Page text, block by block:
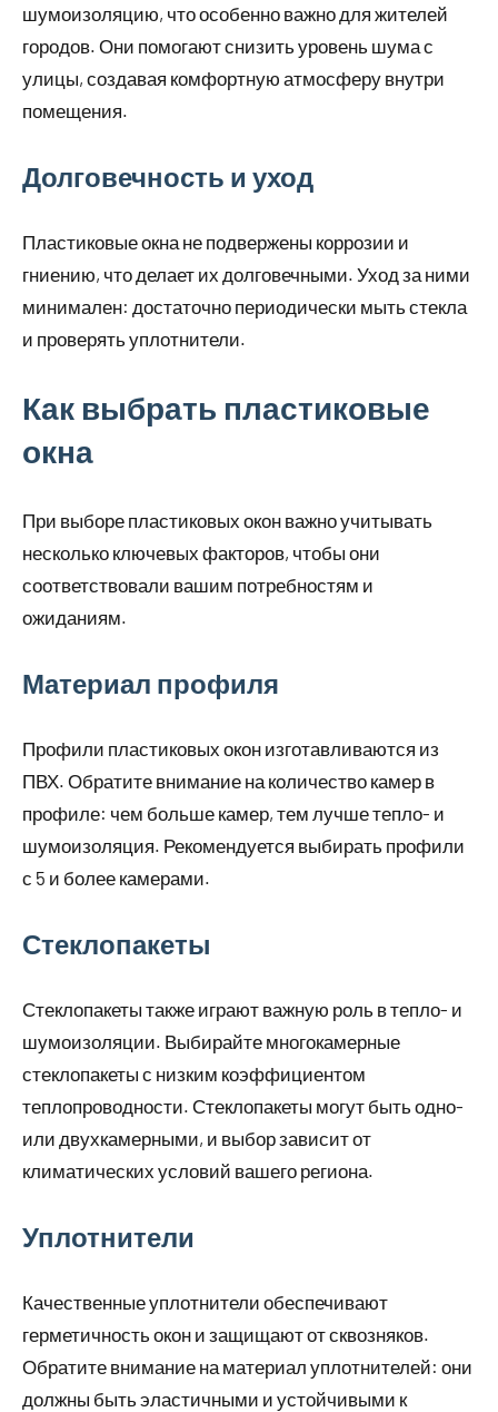
шумоизоляцию, что особенно важно для жителей
городов. Они помогают снизить уровень шума с
улицы, создавая комфортную атмосферу внутри
помещения.
Долговечность и уход
Пластиковые окна не подвержены коррозии и
гниению, что делает их долговечными. Уход за ними
минимален: достаточно периодически мыть стекла
и проверять уплотнители.
Как выбрать пластиковые
окна
При выборе пластиковых окон важно учитывать
несколько ключевых факторов, чтобы они
соответствовали вашим потребностям и
ожиданиям.
Материал профиля
Профили пластиковых окон изготавливаются из
ПВХ. Обратите внимание на количество камер в
профиле: чем больше камер, тем лучше тепло- и
шумоизоляция. Рекомендуется выбирать профили
с 5 и более камерами.
Стеклопакеты
Стеклопакеты также играют важную роль в тепло- и
шумоизоляции. Выбирайте многокамерные
стеклопакеты с низким коэффициентом
теплопроводности. Стеклопакеты могут быть одно-
или двухкамерными, и выбор зависит от
климатических условий вашего региона.
Уплотнители
Качественные уплотнители обеспечивают
герметичность окон и защищают от сквозняков.
Обратите внимание на материал уплотнителей: они
должны быть эластичными и устойчивыми к